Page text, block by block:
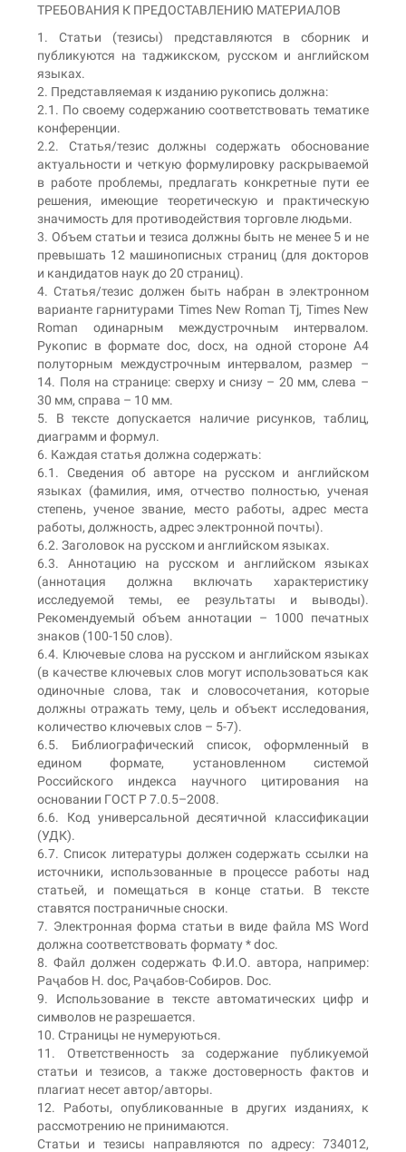
ТРЕБОВАНИЯ К ПРЕДОСТАВЛЕНИЮ МАТЕРИАЛОВ
1. Статьи (тезисы) представляются в сборник и
публикуются на таджикском, русском и английском
языках.
2. Представляемая к изданию рукопись должна:
2.1. По своему содержанию соответствовать тематике
конференции.
2.2. Статья/тезис должны содержать обоснование
актуальности и четкую формулировку раскрываемой
в работе проблемы, предлагать конкретные пути ее
решения, имеющие теоретическую и практическую
значимость для противодействия торговле людьми.
3. Объем статьи и тезиса должны быть не менее 5 и не
превышать 12 машинописных страниц (для докторов
и кандидатов наук до 20 страниц).
4. Статья/тезис должен быть набран в электронном
варианте гарнитурами Times New Roman Tj, Times New
Roman одинарным междустрочным интервалом.
Рукопис в формате doc, docx, на одной стороне А4
полуторным междустрочным интервалом, размер –
14. Поля на странице: сверху и снизу – 20 мм, слева –
30 мм, справа – 10 мм.
5. В тексте допускается наличие рисунков, таблиц,
диаграмм и формул.
6. Каждая статья должна содержать:
6.1. Сведения об авторе на русском и английском
языках (фамилия, имя, отчество полностью, ученая
степень, ученое звание, место работы, адрес места
работы, должность, адрес электронной почты).
6.2. Заголовок на русском и английском языках.
6.3. Аннотацию на русском и английском языках
(аннотация должна включать характеристику
исследуемой темы, ее результаты и выводы).
Рекомендуемый объем аннотации – 1000 печатных
знаков (100-150 слов).
6.4. Ключевые слова на русском и английском языках
(в качестве ключевых слов могут использоваться как
одиночные слова, так и словосочетания, которые
должны отражать тему, цель и объект исследования,
количество ключевых слов – 5-7).
6.5. Библиографический список, оформленный в
едином формате, установленном системой
Российского индекса научного цитирования на
основании ГОСТ Р 7.0.5–2008.
6.6. Код универсальной десятичной классификации
(УДК).
6.7. Список литературы должен содержать ссылки на
источники, использованные в процессе работы над
статьей, и помещаться в конце статьи. В тексте
ставятся постраничные сноски.
7. Электронная форма статьи в виде файла MS Word
должна соответствовать формату * doc.
8. Файл должен содержать Ф.И.О. автора, например:
Раҷабов Н. doc, Раҷабов-Собиров. Doc.
9. Использование в тексте автоматических цифр и
символов не разрешается.
10. Страницы не нумеруються.
11. Ответственность за содержание публикуемой
статьи и тезисов, а также достоверность фактов и
плагиат несет автор/авторы.
12. Работы, опубликованные в других изданиях, к
рассмотрению не принимаются.
Статьи и тезисы направляются по адресу: 734012,